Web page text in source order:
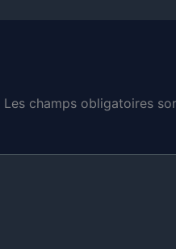
Les champs obligatoires